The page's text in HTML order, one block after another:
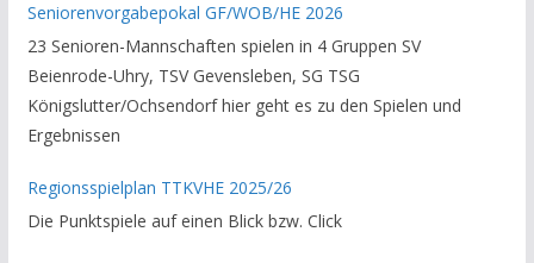
Seniorenvorgabepokal GF/WOB/HE 2026
23 Senioren-Mannschaften spielen in 4 Gruppen SV
Beienrode-Uhry, TSV Gevensleben, SG TSG
Königslutter/Ochsendorf hier geht es zu den Spielen und
Ergebnissen
Regionsspielplan TTKVHE 2025/26
Die Punktspiele auf einen Blick bzw. Click